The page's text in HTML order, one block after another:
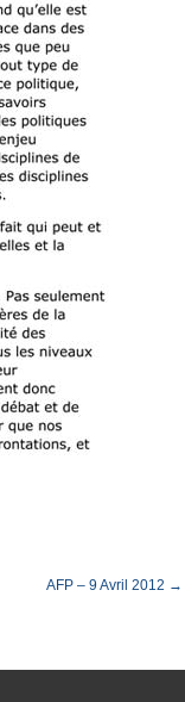
AFP – 9 Avril 2012 →